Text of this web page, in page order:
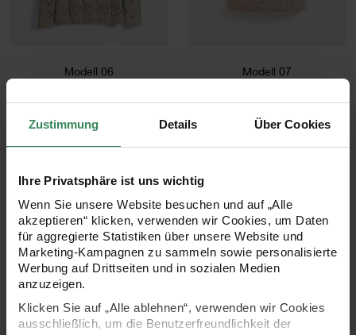
Zustimmung Details Über Cookies
Ihre Privatsphäre ist uns wichtig
Wenn Sie unsere Website besuchen und auf „Alle
akzeptieren“ klicken, verwenden wir Cookies, um Daten
für aggregierte Statistiken über unsere Website und
Marketing-Kampagnen zu sammeln sowie personalisierte
Werbung auf Drittseiten und in sozialen Medien
anzuzeigen.
Klicken Sie auf „Alle ablehnen“, verwenden wir Cookies
ausschließlich, um die Benutzerfreundlichkeit der
Modell 06
ZUM STRICK
Modell 07
ZUM STRICKSET